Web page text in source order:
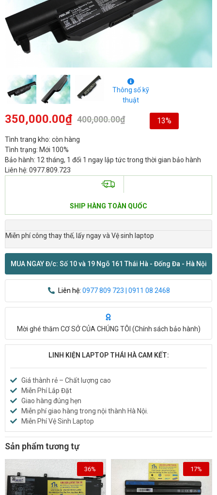
Thông số kỹ
thuật
400,000.00₫
350,000.00₫ 13%
Tình trang kho: còn hàng
Tình trạng: Mới 100%
Bảo hành: 12 tháng, 1 đổi 1 ngay lập tức trong thời gian bảo hành
Liên hệ: 0977.809.723
SHIP HÀNG TOÀN QUỐC
Miễn phí công thay thế, lấy ngay và Vệ sinh laptop
MUA NGAY Đ/c: Số 10 và 19 Ngõ 161 Thái Hà - Đống Đa - Hà Nội
Liên hệ: 0977 809 723 | 0911 08 2468
Mời ghé thăm CƠ SỞ CỦA CHÚNG TÔI (Chính sách bảo hành)
LINH KIỆN LAPTOP THÁI HÀ CAM KẾT:
Giá thành rẻ – Chất lượng cao
Miễn Phí Lắp Đặt
Giao hàng đúng hẹn
Miễn phí giao hàng trong nội thành Hà Nội.
Miễn Phí Vệ Sinh Laptop
Sản phẩm tương tự
36% 17%